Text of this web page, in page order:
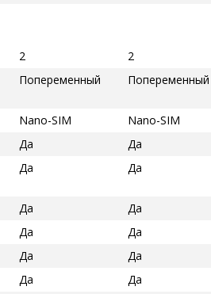
2
2
Попеременный Попеременный
Nano-SIM
Nano-SIM
Да
Да
Да Да
Да
Да
Да
Да
Да
Да
Да
Да